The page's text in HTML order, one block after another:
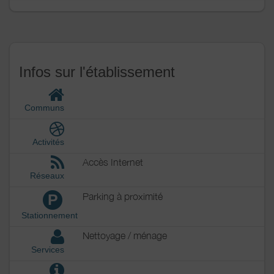
Infos sur l'établissement
Communs
Activités
Réseaux
Accès Internet
P
Stationnement
Parking à proximité
Services
Nettoyage / ménage